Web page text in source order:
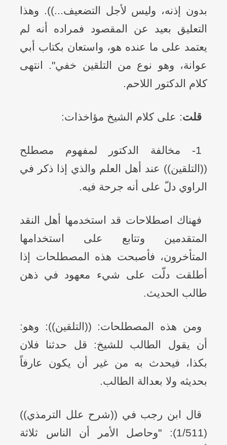
بدون إذنه، وليس لأجل التضعيف...)). وهذا
التعليق بعيد عن المقصود فمراده أنه لم
يعتمد على ما عنده هو، واستعان بكتاب أبي
عوانة، وهو نوع من التلقين خفي". انتهى
كلام الدكتور اللاحم.
قلت: على كلام الشيخ مؤاخذات:
1- مخالفة الدكتور لمفهوم مصطلح
((التلقين)) عند أهل العلم والذي إذا ذكر في
الراوي دلّ على أنه جرحة فيه.
فهناك اصطلاحات قد استخدمها أهل النقد
المتقدمين وتتابع على استخدامها
المتأخرون، فأصبحت هذه المصطلحات إذا
أطلقت دلّت على شيء معهود في ذهن
طالب الحديث.
ومن هذه المصطلحات: ((التلقين)): وهو:
أن يقول الطالب للشيخ: قل حدثنا فلان
بكذا، فيحدث به من غير أن يكون عارفاً
بحديثه ولا بعدالة الطالب.
قال ابن رجب في ((شرح علل الترمذي))
(1/511): "وحاصل الأمر أن الناس ثلاثة